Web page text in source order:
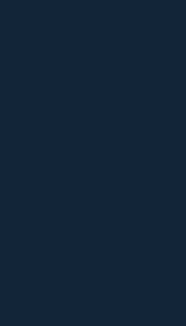
и пр.)